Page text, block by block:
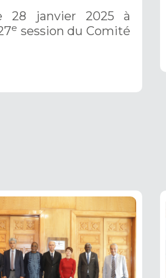
28 janvier 2025 à
e session du Comité